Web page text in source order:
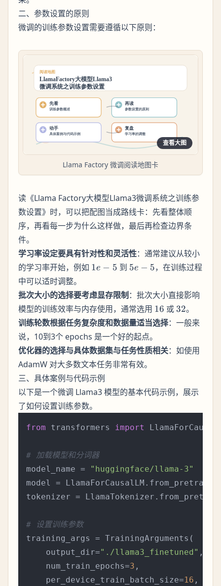
二、参数设置的原则
微调的训练参数设置需要遵循以下原则：
查看大图
Llama Factory 微调阅读地图卡
读《Llama Factory大模型Llama3微调系统之训练参
数设置》时，可以把配图当成路线卡：先看整体顺
序，再看每一步为什么这样做，最后再检查边界条
件。
学习率设定要具有针对性和灵活性：通常建议从较小
的学习率开始，例如 1e-
1e − 5 到 5e-
5e − 5，在训练过程
中可以适时调整。
批次大小的选择要考虑显存限制 ：批次大小直接影响
模型的训练效率与内存使用，通常选用 16
16 或 32
32。
训练轮数根据任务复杂度和数据量适当选择：一般来
说，10到3个 epochs 是一个好的起点。
优化器的选择与具体数据集与任务性质相关：如使用
AdamW 对大多数文本任务非常有效。
三、具体案例与代码示例
以下是一个微调 Llama3 模型的基本代码示例，展示
了如何设置训练参数。
from transformers import
# 加载模型和分词器
model_name =
"huggingface/llama-3"
model =
tokenizer =
# 设置训练参数
training_args = TrainingArguments(
    output_dir=
"./llama3_finetuned" ,
    num_train_epochs=
3 ,
    per_device_train_batch_size=
16 ,